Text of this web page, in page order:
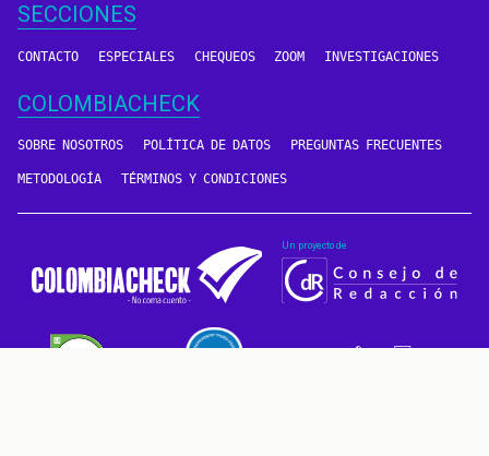
SECCIONES
CONTACTO ESPECIALES CHEQUEOS ZOOM INVESTIGACIONES
COLOMBIACHECK
SOBRE NOSOTROS POLÍTICA DE DATOS PREGUNTAS FRECUENTES
METODOLOGÍA TÉRMINOS Y CONDICIONES
Un proyecto de